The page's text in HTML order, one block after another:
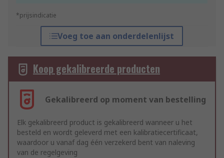
*prijsindicatie
Voeg toe aan onderdelenlijst
Koop gekalibreerde producten
Gekalibreerd op moment van bestelling
Elk gekalibreerd product is gekalibreerd wanneer u het
besteld en wordt geleverd met een kalibratiecertificaat,
waardoor u vanaf dag één verzekerd bent van naleving
van de regelgeving